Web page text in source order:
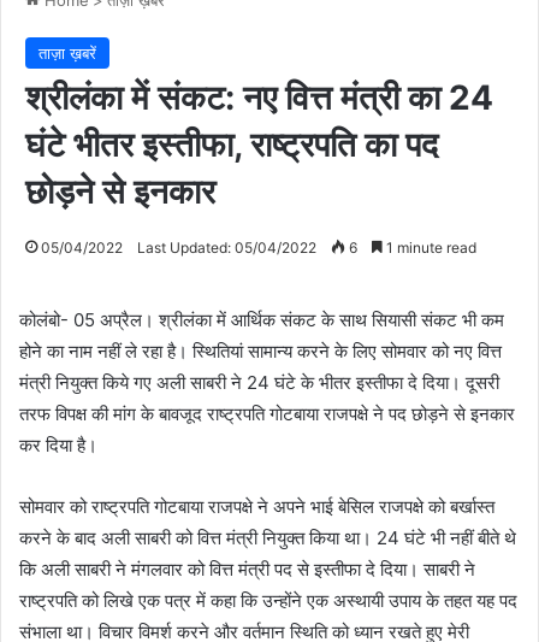
ताज़ा ख़बरें
श्रीलंका में संकट: नए वित्त मंत्री का 24
घंटे भीतर इस्तीफा, राष्ट्रपति का पद
छोड़ने से इनकार
05/04/2022 Last Updated: 05/04/2022 6 1 minute read
कोलंबो- 05 अप्रैल। श्रीलंका में आर्थिक संकट के साथ सियासी संकट भी कम
होने का नाम नहीं ले रहा है। स्थितियां सामान्य करने के लिए सोमवार को नए वित्त
मंत्री नियुक्त किये गए अली साबरी ने 24 घंटे के भीतर इस्तीफा दे दिया। दूसरी
तरफ विपक्ष की मांग के बावजूद राष्ट्रपति गोटबाया राजपक्षे ने पद छोड़ने से इनकार
कर दिया है।
सोमवार को राष्ट्रपति गोटबाया राजपक्षे ने अपने भाई बेसिल राजपक्षे को बर्खास्त
करने के बाद अली साबरी को वित्त मंत्री नियुक्त किया था। 24 घंटे भी नहीं बीते थे
कि अली साबरी ने मंगलवार को वित्त मंत्री पद से इस्तीफा दे दिया। साबरी ने
राष्ट्रपति को लिखे एक पत्र में कहा कि उन्होंने एक अस्थायी उपाय के तहत यह पद
संभाला था। विचार विमर्श करने और वर्तमान स्थिति को ध्यान रखते हुए मेरी